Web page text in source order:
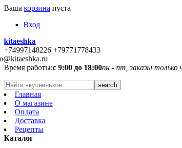
Ваша корзина пуста
Вход
kitaeshka
+74997148226 +79771778433
Время работы:с 9:00 до 18:00пн - пт, заказы только
Главная
О магазине
Оплата
Доставка
Рецепты
Каталог